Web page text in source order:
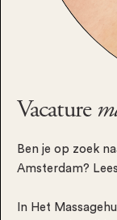
Vacature
Ben je op zoek
Amsterdam?
In Het